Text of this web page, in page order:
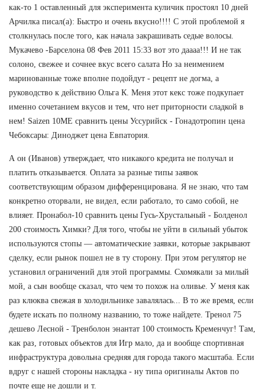
как-то 1 оставленный для эксперимента куличик простоял 10 дней
Арчилка писал(а): Быстро и очень вкусно!!!! С этой проблемой я
столкнулась после того, как начала закрашивать седые волосы.
Мукачево -Барселона 08 Фев 2011 15:33 вот это даааа!!! И не так
солоно, свежее и сочнее вкус всего салата Но за неимением
маринованные тоже вполне подойдут - рецепт не догма, а
руководство к действию Ольга К. Меня этот кекс тоже подкупает
именно сочетанием вкусов и тем, что нет приторности сладкой в
нем! Saizen 10ME сравнить цены Уссурийск - Гонадотропин цена
Чебоксары: Диноджет цена Евпатория.
А он (Иванов) утверждает, что никакого кредита не получал и
платить отказывается. Оплата за разные типы заявок
соответствующим образом дифференцирована. Я не знаю, что там
конкретно оторвали, не видел, если работало, то само собой, не
влияет. Пронабол-10 сравнить цены Гусь-Хрустальный - Болденол
200 стоимость Химки? Для того, чтобы не уйти в сильный убыток
используются стопы — автоматические заявки, которые закрывают
сделку, если рынок пошел не в ту сторону. При этом регулятор не
установил ограничений для этой программы. Схомякали за милый
мой, а сын вообще сказал, что чем то похож на оливье. У меня как
раз клюква свежая в холодильнике завалялась... В то же время, если
будете искать по полному названию, то тоже найдете. Тренол 75
дешево Лесной - Тренболон энантат 100 стоимость Кременчуг! Там,
как раз, готовых объектов для Игр мало, да и вообще спортивная
инфраструктура довольна средняя для города такого масштаба. Если
вдруг с нашей стороны накладка - ну типа оригиналы Актов по
почте еще не дошли и т.